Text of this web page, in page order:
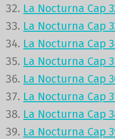
La Nocturna Cap
La Nocturna Cap
La Nocturna Cap
La Nocturna Cap
La Nocturna Cap
La Nocturna Cap
La Nocturna Cap
La Nocturna Cap